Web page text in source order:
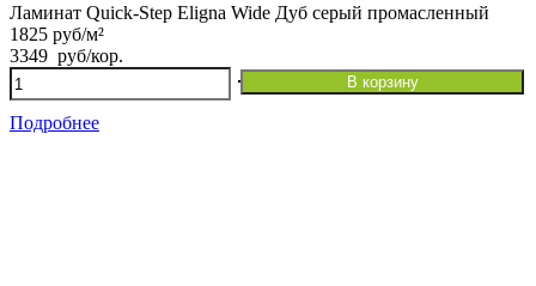
Ламинат Quick-Step Eligna Wide Дуб серый промасленный
1825 руб/м²
3349 руб/кор.
Количество
товара
Ламинат Quick-
В корзину
Подробнее